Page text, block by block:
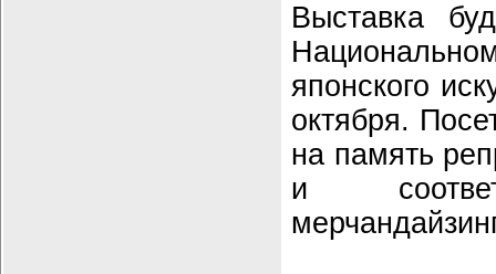
Выставка
японского
октября.
на память
и